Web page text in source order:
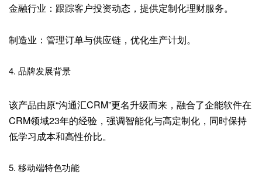
金融行业：跟踪客户投资动态，提供定制化理财服务。
制造业：管理订单与供应链，优化生产计划。
4. 品牌发展背景
该产品由原“沟通汇CRM”更名升级而来，融合了企能软件在
CRM领域23年的经验，强调智能化与高定制化，同时保持
低学习成本和高性价比。
5. 移动端特色功能